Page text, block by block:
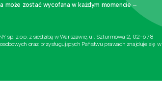
może zostać wycofana w każdym momencie –
sp. z o.o. z siedzibą w Warszawie, ul. Szturmowa 2, 02-678
oraz przysługujących Państwu prawach znajduje się w